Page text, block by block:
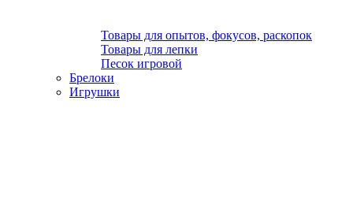
Товары для опытов, фокусов, раскопок
Товары для лепки
Песок игровой
Брелоки
Игрушки